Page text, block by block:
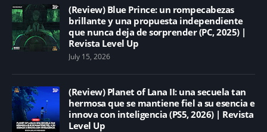
(Review) Blue Prince: un rompecabezas
brillante y una propuesta independiente
que nunca deja de sorprender (PC, 2025) |
Revista Level Up
July 15, 2026
(Review) Planet of Lana II: una secuela tan
hermosa que se mantiene fiel a su esencia e
innova con inteligencia (PS5, 2026) | Revista
Level Up